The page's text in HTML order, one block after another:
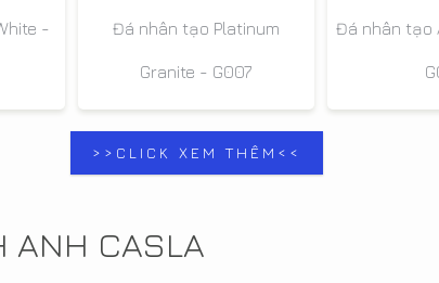
- Đá nhân tạo Platinum
Granite - G007
Đá nhân tạo
>>CLICK XEM THÊM<<
ANH CASLA